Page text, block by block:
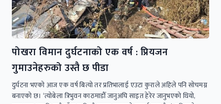
पोखरा विमान दुर्घटनाको एक वर्ष : प्रियजन
गुमाउनेहरुको उस्तै छ पीडा
दुर्घटना भएको आज एक वर्ष बित्यो तर प्रतिभालाई एउटा कुराले अहिले पनि सोचमग्न
बनाएको छ। ‘त्योबेला त्रिभुवन काठमाडौँ जानुअघि साइत हेरेर जानुभएको थियो,